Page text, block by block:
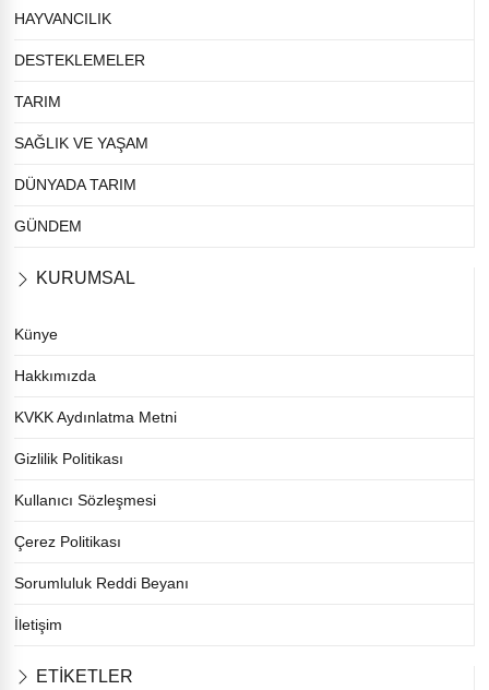
HAYVANCILIK
DESTEKLEMELER
TARIM
SAĞLIK VE YAŞAM
DÜNYADA TARIM
GÜNDEM
KURUMSAL
Künye
Hakkımızda
KVKK Aydınlatma Metni
Gizlilik Politikası
Kullanıcı Sözleşmesi
Çerez Politikası
Sorumluluk Reddi Beyanı
İletişim
ETİKETLER